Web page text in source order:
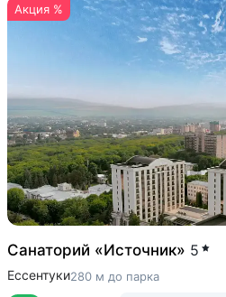
Акция %
Санаторий «Источник» 5
Ессентуки280 м до парка